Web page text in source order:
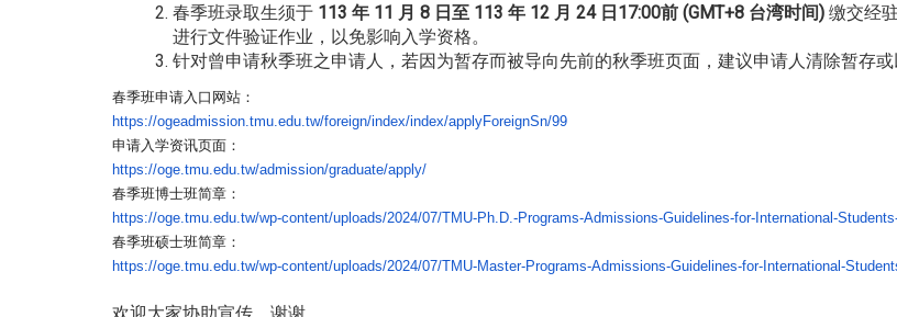
春季班录取生须于 113 年 11 月 8 日至 113 年 12 月 24 日17:00前 (GMT+8 台湾时间) 缴交经
进行文件验证作业，以免影响入学资格。
针对曾申请秋季班之申请人， 若因为暂存而被导向先前的秋季班页面， 建议申请人清除暂存或
春季班申请入口网站：
https://ogeadmission.tmu.edu. tw/foreign/index/index/applyForeignSn/99
申请入学资讯页面：
https://oge.tmu.edu.tw/admission/graduate/apply/
春季班博士班简章：
https://oge.tmu.edu.tw/wp-content/uploads/2024/07/TMU-Ph.D.-Programs-Admissions-Guidelines-for-International-
春季班硕士班简章：
https://oge.tmu.edu.tw/wp-content/uploads/2024/07/TMU-Master-Programs-Admissions-Guidelines-for-International-